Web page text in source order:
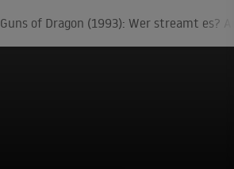
Guns of Dragon (1993): Wer streamt es?